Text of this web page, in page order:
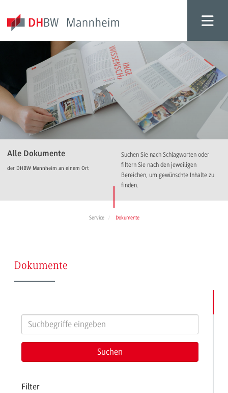
Alle Dokumente
der DHBW Mannheim an einem Ort
Suchen Sie nach Schlagworten oder
filtern Sie nach den jeweiligen
Bereichen, um gewünschte Inhalte zu
finden.
Service Dokumente
Dokumente
Filter